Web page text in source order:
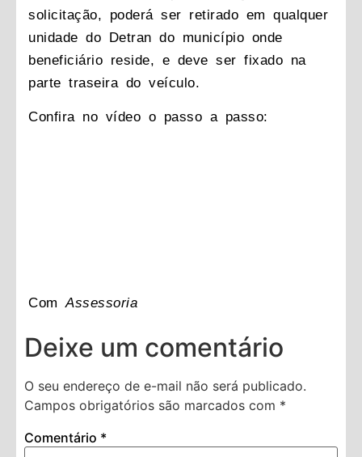
solicitação, poderá ser retirado em qualquer
unidade do Detran do município onde
beneficiário reside, e deve ser fixado na
parte traseira do veículo.
Confira no vídeo o passo a passo:
ComAssessoria
Deixe um comentário
O seu endereço de e-mail não será publicado.
Campos obrigatórios são marcados com *
Comentário *